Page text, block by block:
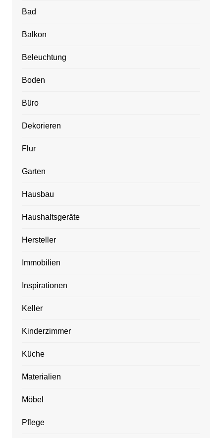
Bad
Balkon
Beleuchtung
Boden
Büro
Dekorieren
Flur
Garten
Hausbau
Haushaltsgeräte
Hersteller
Immobilien
Inspirationen
Keller
Kinderzimmer
Küche
Materialien
Möbel
Pflege